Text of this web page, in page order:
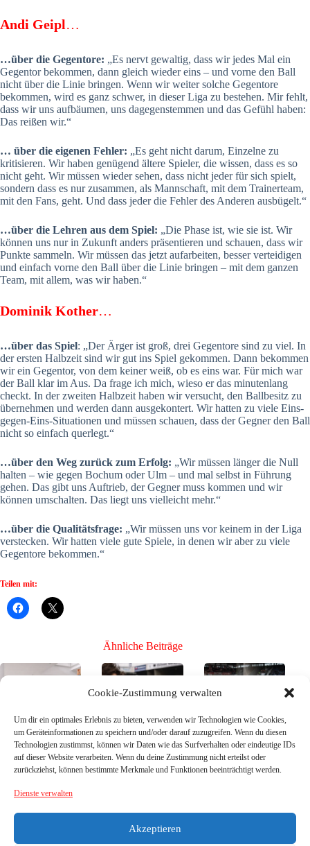
Cookie-Zustimmung verwalten
Um dir ein optimales Erlebnis zu bieten, verwenden wir Technologien wie Cookies,
um Geräteinformationen zu speichern und/oder darauf zuzugreifen. Wenn du diesen
Technologien zustimmst, können wir Daten wie das Surfverhalten oder eindeutige IDs
auf dieser Website verarbeiten. Wenn du deine Zustimmung nicht erteilst oder
zurückziehst, können bestimmte Merkmale und Funktionen beeinträchtigt werden.
Dienste verwalten
Akzeptieren
Andi Geipl…
…über die Gegentore: „Es nervt gewaltig, dass wir jedes Mal ein
Gegentor bekommen, dann gleich wieder eins – und vorne den Ball
nicht über die Linie bringen. Wenn wir weiter solche Gegentore
bekommen, wird es ganz schwer, in dieser Liga zu bestehen. Mir fehlt,
dass wir uns aufbäumen, uns dagegenstemmen und das Gefühl haben:
Das reißen wir.“
… über die eigenen Fehler: „Es geht nicht darum, Einzelne zu
kritisieren. Wir haben genügend ältere Spieler, die wissen, dass es so
nicht geht. Wir müssen wieder sehen, dass nicht jeder für sich spielt,
sondern dass es nur zusammen, als Mannschaft, mit dem Trainerteam,
mit den Fans, geht. Und dass jeder die Fehler des Anderen ausbügelt.“
…über die Lehren aus dem Spiel: „Die Phase ist, wie sie ist. Wir
können uns nur in Zukunft anders präsentieren und schauen, dass wir
Punkte sammeln. Wir müssen das jetzt aufarbeiten, besser verteidigen
und einfach vorne den Ball über die Linie bringen – mit dem ganzen
Team, mit allem, was wir haben.“
Dominik Kother…
…über das Spiel: „Der Ärger ist groß, drei Gegentore sind zu viel. In
der ersten Halbzeit sind wir gut ins Spiel gekommen. Dann bekommen
wir ein Gegentor, von dem keiner weiß, ob es eins war. Für mich war
der Ball klar im Aus. Da frage ich mich, wieso er das minutenlang
checkt. In der zweiten Halbzeit haben wir versucht, den Ballbesitz zu
übernehmen und werden dann ausgekontert. Wir hatten zu viele Eins-
gegen-Eins-Situationen und müssen schauen, dass der Gegner den Ball
nicht so einfach querlegt.“
…über den Weg zurück zum Erfolg: „Wir müssen länger die Null
halten – wie gegen Bochum oder Ulm – und mal selbst in Führung
gehen. Das gibt uns Auftrieb, der Gegner muss kommen und wir
können umschalten. Das liegt uns vielleicht mehr.“
…über die Qualitätsfrage: „Wir müssen uns vor keinem in der Liga
verstecken. Wir hatten viele gute Spiele, in denen wir aber zu viele
Gegentore bekommen.“
Teilen mit:
Ähnliche Beiträge
Bühne frei für die
Neuen, Teil 3 –
die Neuzugänge
26/27
26. Juli
Bühne frei für die
Neuen, Teil 2 –
die Neuzugänge
21. Juni
2026
Bühne frei für die
Neuen, Teil 1 –
die Neuzugänge
16. Juni